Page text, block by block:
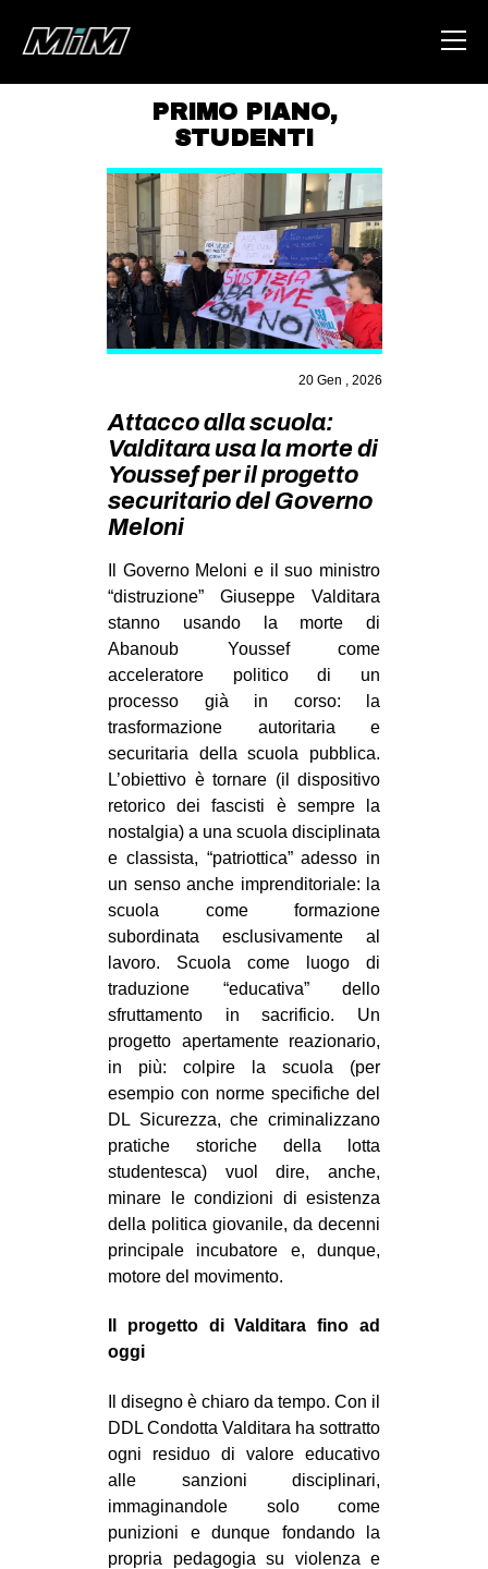
HOME
ABOUT
AREA
DEGENERAZIONE
GAZA FREESTYLE
CSOA LAMBRETTA
STUDENTI TSUNAMI
ZAM
MILANO
SPAZI
SPORT POPOLARE
MOVIMENTI
AMBIENTE
ANTIFASCISMO
DIRITTO ALL’ABITARE
GENERI
MIGRAZIONI
PRECARIATO
REPRESSIONE
STUDENTI
CULTURE
ARTE
CINEMA
MANIFESTI
MUSICA
RECENSIONI
INTERNAZIONALE
MEDIO ORIENTE
MONDO
in
PRIMO PIANO,
STUDENTI
20 Gen , 2026
Attacco alla scuola:
Valditara usa la morte di
Youssef per il progetto
securitario del Governo
Meloni
Il Governo Meloni e il suo ministro
“distruzione” Giuseppe Valditara
stanno usando la morte di
Abanoub Youssef come
acceleratore politico di un
processo già in corso: la
trasformazione autoritaria e
securitaria della scuola pubblica.
L’obiettivo è tornare (il dispositivo
retorico dei fascisti è sempre la
nostalgia) a una scuola disciplinata
e classista, “patriottica” adesso in
un senso anche imprenditoriale: la
scuola come formazione
subordinata esclusivamente al
lavoro. Scuola come luogo di
traduzione “educativa” dello
sfruttamento in sacrificio. Un
progetto apertamente reazionario,
in più: colpire la scuola (per
esempio con norme specifiche del
DL Sicurezza, che criminalizzano
pratiche storiche della lotta
studentesca) vuol dire, anche,
minare le condizioni di esistenza
della politica giovanile, da decenni
principale incubatore e, dunque,
motore del movimento.
Il progetto di Valditara fino ad
oggi
Il disegno è chiaro da tempo. Con il
DDL Condotta Valditara ha sottratto
ogni residuo di valore educativo
alle sanzioni disciplinari,
immaginandole solo come
punizioni e dunque fondando la
propria pedagogia su violenza e